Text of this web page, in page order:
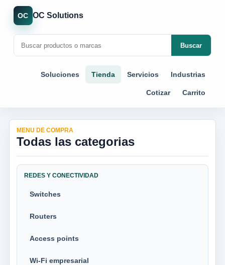
OC OC Solutions
Buscar
Soluciones Tienda Servicios Industrias
Cotizar Carrito
MENU DE COMPRA
Todas las categorias
REDES Y CONECTIVIDAD
Switches
Routers
Access points
Wi-Fi empresarial